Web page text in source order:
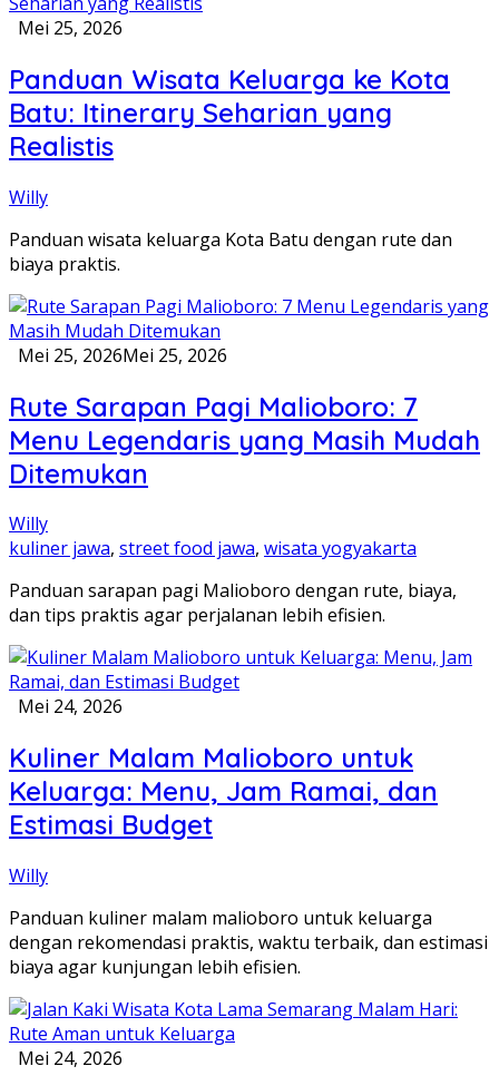
Mei 25, 2026
Panduan Wisata Keluarga ke Kota
Batu: Itinerary Seharian yang
Realistis
Willy
Panduan wisata keluarga Kota Batu dengan rute dan
biaya praktis.
Mei 25, 2026Mei 25, 2026
Rute Sarapan Pagi Malioboro: 7
Menu Legendaris yang Masih Mudah
Ditemukan
Willy
kuliner jawa, street food jawa, wisata yogyakarta
Panduan sarapan pagi Malioboro dengan rute, biaya,
dan tips praktis agar perjalanan lebih efisien.
Mei 24, 2026
Kuliner Malam Malioboro untuk
Keluarga: Menu, Jam Ramai, dan
Estimasi Budget
Willy
Panduan kuliner malam malioboro untuk keluarga
dengan rekomendasi praktis, waktu terbaik, dan estimasi
biaya agar kunjungan lebih efisien.
Mei 24, 2026